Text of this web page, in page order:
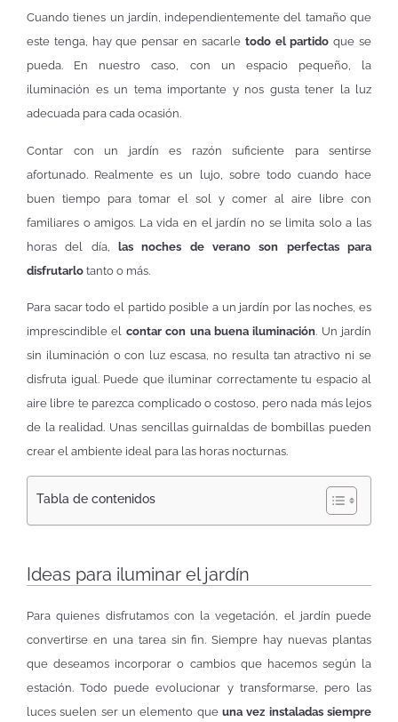
Cuando tienes un jardín, independientemente del tamaño que
este tenga, hay que pensar en sacarle todo el partido que se
pueda. En nuestro caso, con un espacio pequeño, la
iluminación es un tema importante y nos gusta tener la luz
adecuada para cada ocasión.
Contar con un jardín es razón suficiente para sentirse
afortunado. Realmente es un lujo, sobre todo cuando hace
buen tiempo para tomar el sol y comer al aire libre con
familiares o amigos. La vida en el jardín no se limita solo a las
horas del día,
las noches de verano son perfectas para
disfrutarlo tanto o más.
Para sacar todo el partido posible a un jardín por las noches, es
imprescindible el contar con una buena iluminación. Un jardín
sin iluminación o con luz escasa, no resulta tan atractivo ni se
disfruta igual. Puede que iluminar correctamente tu espacio al
aire libre te parezca complicado o costoso, pero nada más lejos
de la realidad. Unas sencillas guirnaldas de bombillas pueden
crear el ambiente ideal para las horas nocturnas.
Tabla de contenidos
Ideas para iluminar el jardín
Para quienes disfrutamos con la vegetación, el jardín puede
convertirse en una tarea sin fin. Siempre hay nuevas plantas
que deseamos incorporar o cambios que hacemos según la
estación. Todo puede evolucionar y transformarse, pero las
luces suelen ser un elemento que una vez instaladas siempre